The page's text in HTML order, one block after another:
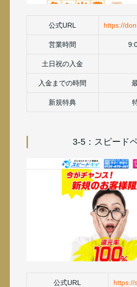
公式URL https://
営業時間
土日祝の入金
入金までの時間
新規特典
3-5：スピード
公式URL https://